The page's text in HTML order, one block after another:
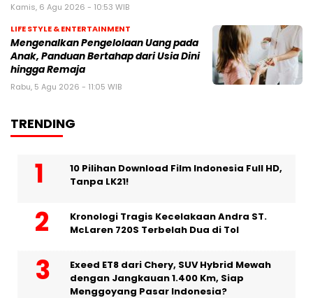
Kamis, 6 Agu 2026 - 10:53 WIB
LIFE STYLE & ENTERTAINMENT
Mengenalkan Pengelolaan Uang pada
Anak, Panduan Bertahap dari Usia Dini
hingga Remaja
Rabu, 5 Agu 2026 - 11:05 WIB
TRENDING
10 Pilihan Download Film Indonesia Full HD,
Tanpa LK21!
Kronologi Tragis Kecelakaan Andra ST.
McLaren 720S Terbelah Dua di Tol
Exeed ET8 dari Chery, SUV Hybrid Mewah
dengan Jangkauan 1.400 Km, Siap
Menggoyang Pasar Indonesia?